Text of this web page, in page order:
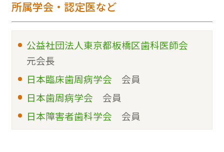
所属学会・認定医など
公益社団法人東京都板橋区歯科医師会
元会長
日本臨床歯周病学会 会員
日本歯周病学会 会員
日本障害者歯科学会 会員